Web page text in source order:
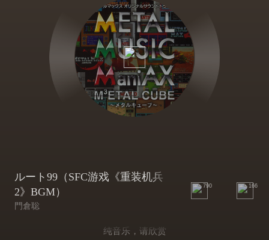
ルート99（SFC游戏《重装机兵
2》BGM）
門倉聡
790 166
纯音乐，请欣赏